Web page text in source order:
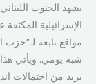
يشهد الجنوب
الإسرائيلية
مواقع تابعة
شبه يومي. ويأتي
يزيد من احتمالات